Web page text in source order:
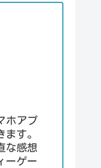
ホアプ
す。
な感想
ーゲー